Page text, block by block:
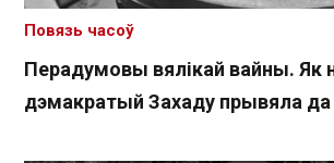
Перадумовы вялікай вайны. Як
дэмакратый Захаду прывяла
Повязь часоў